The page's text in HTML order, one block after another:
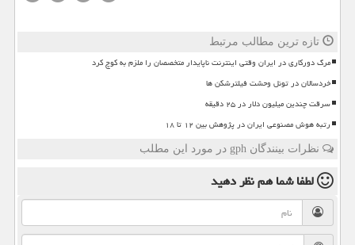
تازه ترین مطالب مرتبط
مرگ دورکاری در ایران وقتی اینترنت ناپایدار متخصصان را ملزم به کوچ کرد
خردسالان در تونل وحشت فیلترشکن ها
سرقت چندین میلیون دلار در ۲۵ دقیقه
رتبه هوش مصنوعی ایران در پژوهش بین ۱۲ تا ۱۸
نظرات بینندگان gph در مورد این مطلب
لطفا شما همنظر دهید